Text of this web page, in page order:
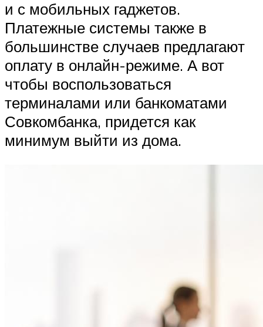
и с мобильных гаджетов.
Платежные системы также в
большинстве случаев предлагают
оплату в онлайн-режиме. А вот
чтобы воспользоваться
терминалами или банкоматами
Совкомбанка, придется как
минимум выйти из дома.